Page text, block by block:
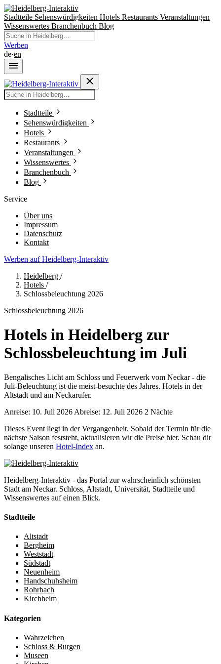
Stadtteile Sehenswürdigkeiten Hotels Restaurants Veranstaltungen
Wissenswertes Branchenbuch Blog
Werben
de·en
Stadtteile
Sehenswürdigkeiten
Hotels
Restaurants
Veranstaltungen
Wissenswertes
Branchenbuch
Blog
Service
Über uns
Impressum
Datenschutz
Kontakt
Werben auf Heidelberg-Interaktiv
Heidelberg /
Hotels /
Schlossbeleuchtung 2026
Schlossbeleuchtung 2026
Hotels in Heidelberg zur
Schlossbeleuchtung im Juli
Bengalisches Licht am Schloss und Feuerwerk vom Neckar - die
Juli-Beleuchtung ist die meist-besuchte des Jahres. Hotels in der
Altstadt und am Neckarufer.
Anreise: 10. Juli 2026 Abreise: 12. Juli 2026 2 Nächte
Dieses Event liegt in der Vergangenheit. Sobald der Termin für die
nächste Saison feststeht, aktualisieren wir die Preise hier. Schau dir
solange unseren Hotel-Index an.
Heidelberg-Interaktiv - das Portal zur wahrscheinlich schönsten
Stadt am Neckar. Schloss, Altstadt, Universität, Stadtteile und
Wissenswertes auf einen Blick.
Stadtteile
Altstadt
Bergheim
Weststadt
Südstadt
Neuenheim
Handschuhsheim
Rohrbach
Kirchheim
Kategorien
Wahrzeichen
Schloss & Burgen
Museen